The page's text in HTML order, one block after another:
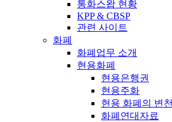
통화스왑 현황
KPP & CBSP
관련 사이트
화폐
화폐업무 소개
현용화폐
현용은행권
현용주화
현용 화폐의 변천
화폐연대자료